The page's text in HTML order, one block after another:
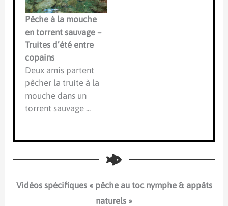
Pêche à la mouche
en torrent sauvage –
Truites d’été entre
copains
Deux amis partent
pêcher la truite à la
mouche dans un
torrent sauvage ...
Vidéos spécifiques « pêche au toc nymphe & appâts
naturels »